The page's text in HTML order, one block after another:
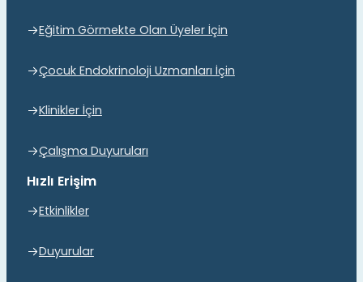
Eğitim Görmekte Olan Üyeler İçin
Çocuk Endokrinoloji Uzmanları İçin
Klinikler İçin
Çalışma Duyuruları
Hızlı Erişim
Etkinlikler
Duyurular